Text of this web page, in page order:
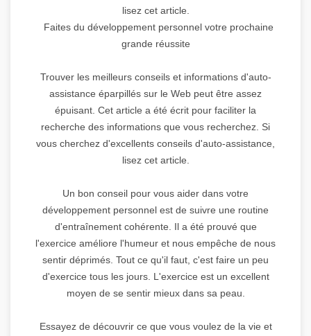
lisez cet article.
Faites du développement personnel votre prochaine
grande réussite
Trouver les meilleurs conseils et informations d'auto-
assistance éparpillés sur le Web peut être assez
épuisant. Cet article a été écrit pour faciliter la
recherche des informations que vous recherchez. Si
vous cherchez d'excellents conseils d'auto-assistance,
lisez cet article.
Un bon conseil pour vous aider dans votre
développement personnel est de suivre une routine
d'entraînement cohérente. Il a été prouvé que
l'exercice améliore l'humeur et nous empêche de nous
sentir déprimés. Tout ce qu'il faut, c'est faire un peu
d'exercice tous les jours. L'exercice est un excellent
moyen de se sentir mieux dans sa peau.
Essayez de découvrir ce que vous voulez de la vie et